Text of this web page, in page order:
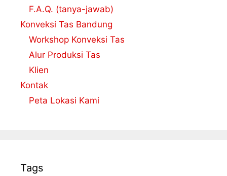
F.A.Q. (tanya-jawab)
Konveksi Tas Bandung
Workshop Konveksi Tas
Alur Produksi Tas
Klien
Kontak
Peta Lokasi Kami
Tags